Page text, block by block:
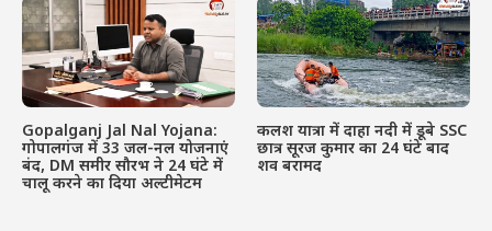
Gopalganj Jal Nal Yojana:
गोपालगंज में 33 जल-नल योजनाएं
बंद, DM समीर सौरभ ने 24 घंटे में
चालू करने का दिया अल्टीमेटम
कलश यात्रा में दाहा नदी में डूबे SSC
छात्र सूरज कुमार का 24 घंटे बाद
शव बरामद